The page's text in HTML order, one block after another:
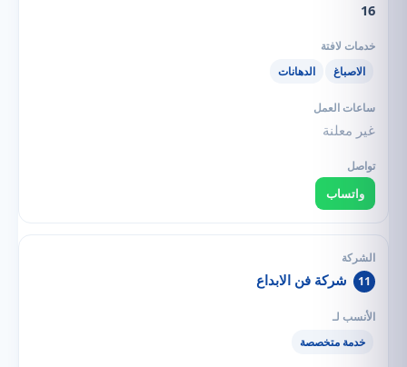
16
الاصباغ الدهانات
غير معلنة
واتساب
11 شركة فن الابداع
خدمة متخصصة